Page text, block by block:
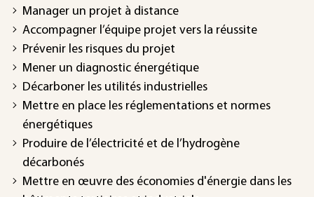
Manager un projet à distance
Accompagner l’équipe projet vers la réussite
Prévenir les risques du projet
Mener un diagnostic énergétique
Décarboner les utilités industrielles
Mettre en place les réglementations et normes
énergétiques
Produire de l’électricité et de l’hydrogène
décarbonés
Mettre en œuvre des économies d'énergie dans les